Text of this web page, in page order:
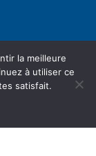
Nîmes
la meilleure
à utiliser ce
satisfait.